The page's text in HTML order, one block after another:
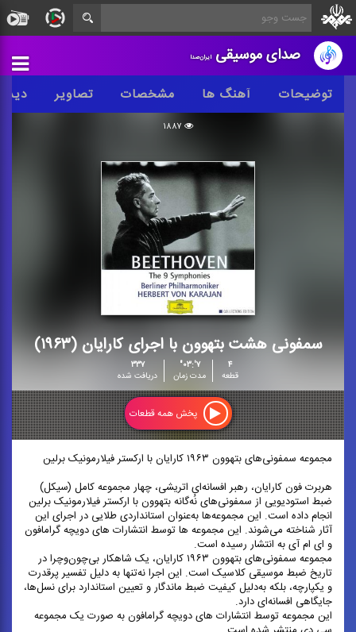
صدای موسیقیایران‌صدا
توضیحات آهنگ ها مشخصات تصاویر
۱۸۸۷
سمفونی هشت بتهوون با اجرای کارایان (۱۹۶۳)
۴
قطعه
۷':۰۳"
مدت زمان
۳۳۷
دریافت شده
پخش همه قطعات
مجموعه سمفونی‌های بتهوون ۱۹۶۳ کارایان با ارکستر فیلارمونیک برلین
هربرت فون کارایان، رهبر افسانه‌ای اتریشی، چهار مجموعه کامل (سیکل)
ضبط استودیویی از سمفونی‌های نُه‌گانه بتهوون با ارکستر فیلارمونیک برلین
انجام داده است. این مجموعه‌ها به‌عنوان استانداردی طلایی در اجرای این
آثار شناخته می‌شوند. این مجموعه ها توسط انتشارات های دویچه گرامافون
و ای ام آی به انتشار رسیده است.
مجموعه سمفونی‌های بتهوون ۱۹۶۳ کارایان، یک شاهکار بی‌چون‌وچرا در
تاریخ ضبط موسیقی کلاسیک است. این اجرا نه‌تنها به دلیل تفسیر پرقدرت
و یکپارچه، بلکه به‌دلیل کیفیت ضبط ماندگار و تعیین استاندارد برای نسل‌ها،
جایگاهی افسانه‌ای دارد.
این مجموعه توسط انتشارات های دویچه گرامافون به صورت یک مجموعه